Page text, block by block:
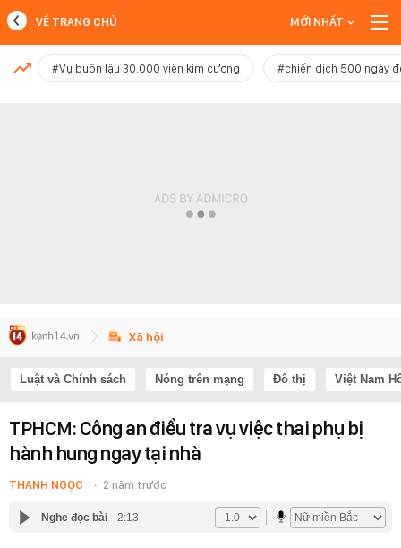
MỚI NHẤT
VỀ TRANG CHỦ MỚI NHẤT
#Vụ buôn lậu 30.000 viên kim cương #chiến dịch 500 ngày
Xã hội
Luật và Chính sách Nóng trên mạng Đô thị Việt Nam
TPHCM: Công an điều tra vụ việc thai phụ bị
hành hung ngay tại nhà
THANH NGỌC 2 năm trước
Nghe đọc bài 2:13